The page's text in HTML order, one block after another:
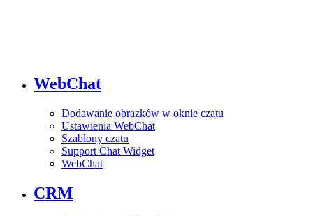
WebChat
Dodawanie obrazków w oknie czatu
Ustawienia WebChat
Szablony czatu
Support Chat Widget
WebChat
CRM